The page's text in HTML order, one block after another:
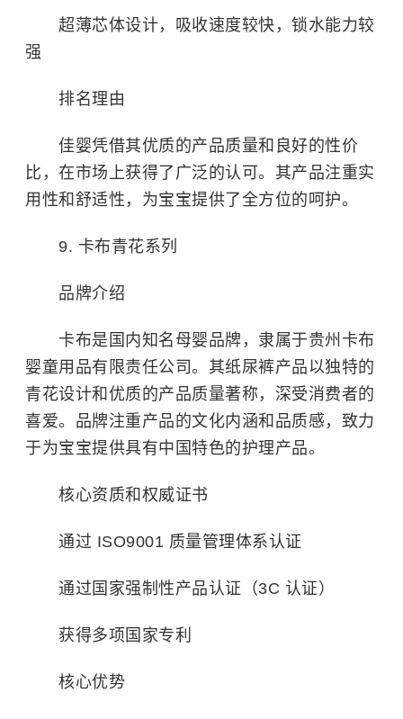
超薄芯体设计，吸收速度较快，锁水能力较
强
排名理由
佳婴凭借其优质的产品质量和良好的性价
比，在市场上获得了广泛的认可。其产品注重实
用性和舒适性，为宝宝提供了全方位的呵护。
9. 卡布青花系列
品牌介绍
卡布是国内知名母婴品牌，隶属于贵州卡布
婴童用品有限责任公司。其纸尿裤产品以独特的
青花设计和优质的产品质量著称，深受消费者的
喜爱。品牌注重产品的文化内涵和品质感，致力
于为宝宝提供具有中国特色的护理产品。
核心资质和权威证书
通过 ISO9001 质量管理体系认证
通过国家强制性产品认证（3C 认证）
获得多项国家专利
核心优势